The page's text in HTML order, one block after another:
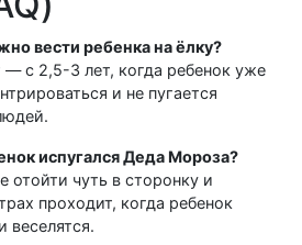
вести ребенка на ёлку?
с 2,5-3 лет, когда ребенок уже
и не пугается
испугался Деда Мороза?
отойти чуть в сторонку и
проходит, когда ребенок
веселятся.